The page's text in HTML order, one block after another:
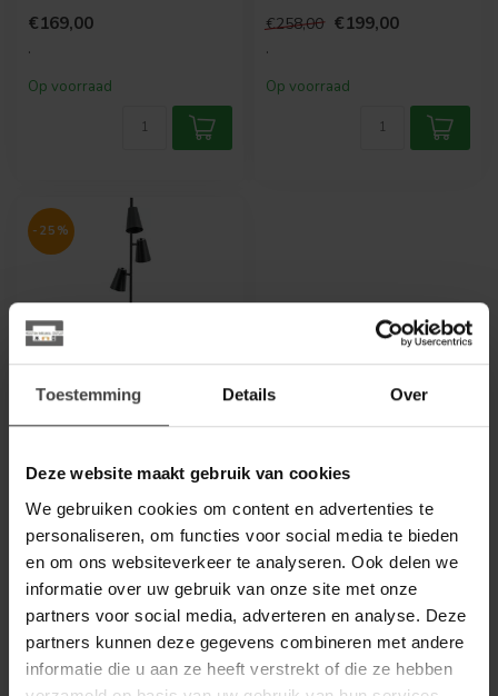
Toestemming Details Over
Deze website maakt gebruik van cookies
We gebruiken cookies om content en advertenties te
personaliseren, om functies voor social media te bieden
en om ons websiteverkeer te analyseren. Ook delen we
informatie over uw gebruik van onze site met onze
partners voor social media, adverteren en analyse. Deze
partners kunnen deze gegevens combineren met andere
informatie die u aan ze heeft verstrekt of die ze hebben
€169,00
.
Op voorraad
Dan...
€258,00 €199,00
.
Op voorraad
-25%
Vloerlamp Cole - zwart
Op zoek naar een stijlvolle
vloerlamp die jouw interieur
compleet maakt? Dan is ...
€199,00 €149,00
.
Op voorraad